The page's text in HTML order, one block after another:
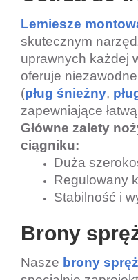
Lemiesze
skutecznym
uprawnych każdej
oferuje
(pług śnieżny,
zapewniające
Główne zalety
ciągniku:
Duża
Regulowany
Stabilność i
Brony
Nasze brony